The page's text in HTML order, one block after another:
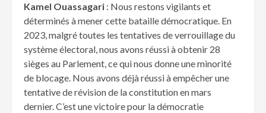
Kamel Ouassagari : Nous restons vigilants et
déterminés à mener cette bataille démocratique. En
2023, malgré toutes les tentatives de verrouillage du
système électoral, nous avons réussi à obtenir 28
sièges au Parlement, ce qui nous donne une minorité
de blocage. Nous avons déjà réussi à empêcher une
tentative de révision de la constitution en mars
dernier. C’est une victoire pour la démocratie